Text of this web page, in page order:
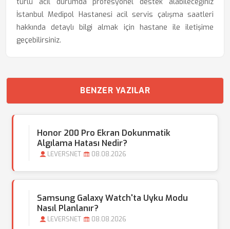
İstanbul Medipol Hastanesi acil servis çalışma saatleri
hakkında detaylı bilgi almak için hastane ile iletişime
geçebilirsiniz.
BENZER YAZILAR
Honor 200 Pro Ekran Dokunmatik
Algılama Hatası Nedir?
LEVERSNET 08.08.2026
Samsung Galaxy Watch'ta Uyku Modu
Nasıl Planlanır?
LEVERSNET 08.08.2026